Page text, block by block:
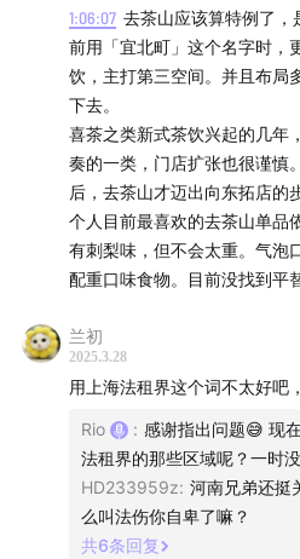
加入会员社群，请微信搜索关
1:06:07 去茶山应该算特例了，
前用「宜北町」这个名字时，
饮，主打第三空间。并且布局
下去。
喜茶之类新式茶饮兴起的几年
奏的一类，门店扩张也很谨慎
后，去茶山才迈出向东拓店的
个人目前最喜欢的去茶山单品
有刺梨味，但不会太重。气泡
配重口味食物。目前没找到平
兰初
2025.3.28
用上海法租界这个词不太好吧
Rio : 感谢指出问题😅 现
法租界的那些区域呢？一时
HD233959z: 河南兄弟还挺
么叫法伤你自卑了嘛？
共6条回复